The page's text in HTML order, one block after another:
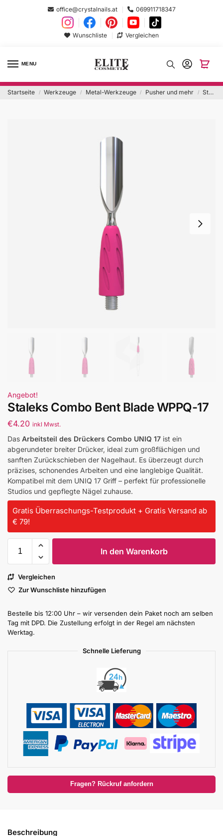
office@crystalnails.at 069911718347
Wunschliste Vergleichen
MENU
Startseite / Werkzeuge / Metal-Werkzeuge / Pusher und mehr / Staleks Combo Bent Blade WPPQ-17
Angebot!
Staleks Combo Bent Blade WPPQ-17
€4.20 inkl Mwst.
Das Arbeitsteil des Drückers Combo UNIQ 17 ist ein
abgerundeter breiter Drücker, ideal zum großflächigen und
sanften Zurückschieben der Nagelhaut. Es überzeugt durch
präzises, schonendes Arbeiten und eine langlebige Qualität.
Kompatibel mit dem UNIQ 17 Griff – perfekt für professionelle
Studios und gepflegte Nägel zuhause.
Gratis Überraschungs-Testprodukt + Gratis Versand ab
€ 79!
In den Warenkorb
Vergleichen
Zur Wunschliste hinzufügen
Bestelle bis 12:00 Uhr – wir versenden dein Paket noch am selben
Tag mit DPD. Die Zustellung erfolgt in der Regel am nächsten
Werktag.
Schnelle Lieferung
Fragen? Rückruf anfordern
Beschreibung